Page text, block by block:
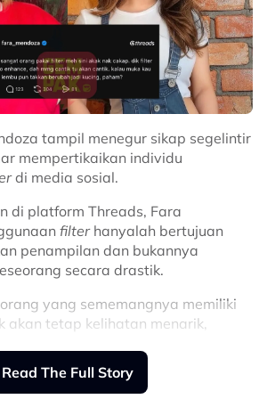
tampil menegur sikap segelintir
mempertikaikan individu
di media sosial.
di platform Threads, Fara
filterhanyalah bertujuan
penampilan dan bukannya
secara drastik.
yang sememangnya memiliki
akan tetap kelihatan menarik,
Read The Full Story